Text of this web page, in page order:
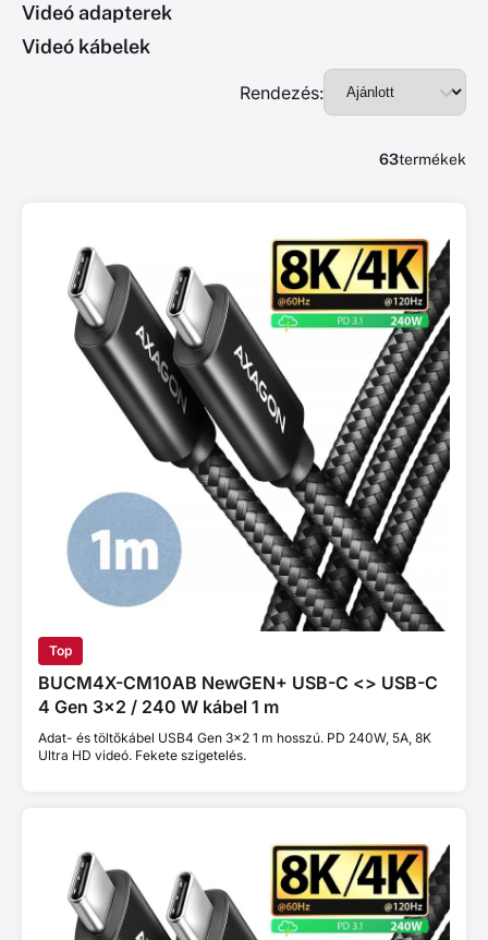
Videó adapterek
Videó kábelek
Rendezés:
63termékek
Top
BUCM4X-CM10AB NewGEN+ USB-C <> USB-C
4 Gen 3×2 / 240 W kábel 1 m
Adat- és töltőkábel USB4 Gen 3x2 1 m hosszú. PD 240W, 5A, 8K
Ultra HD videó. Fekete szigetelés.